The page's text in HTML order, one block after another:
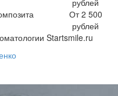
рублей
От 2 500
рублей
Startsmile.ru